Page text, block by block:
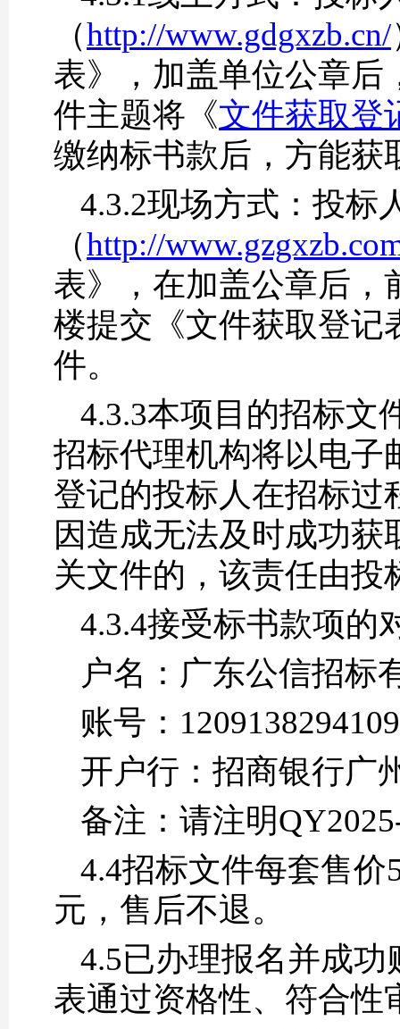
（http://www.gdgxzb.cn/
表》，加盖单位公章后
件主题将《文件获取登
缴纳标书款后，方能获
4.3.2现场方式：投标
（http://
表》，在加盖公章后，
楼提交《文件获取登记
件。
4.3.3本项目的招标文
招标代理机构将以电子
登记的投标人在招标过
因造成无法及时成功
关文件的，该责任由投
4.3.4接受标书款项的
户名：广东公信招标
账号：
开户行：招商银行广
备注：请注明
4.4招标文件每套售
元，售后不退。
4.5已办理报名并成
表通过资格性、符合性